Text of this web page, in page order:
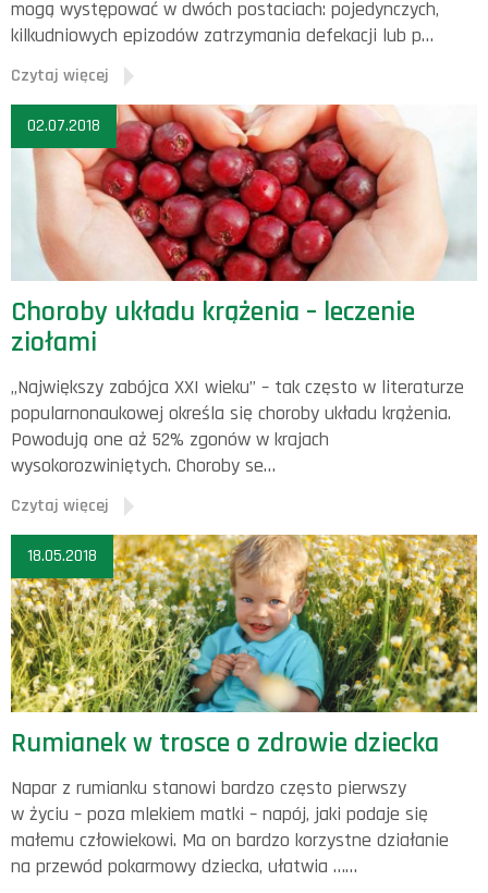
mogą występować w dwóch postaciach: pojedynczych,
kilkudniowych epizodów zatrzymania defekacji lub p…
Czytaj więcej
02.07.2018
Choroby układu krążenia – leczenie
ziołami
„Największy zabójca XXI wieku” – tak często w literaturze
popularnonaukowej określa się choroby układu krążenia.
Powodują one aż 52% zgonów w krajach
wysokorozwiniętych. Choroby se…
Czytaj więcej
18.05.2018
Rumianek w trosce o zdrowie dziecka
Napar z rumianku stanowi bardzo często pierwszy
w życiu – poza mlekiem matki – napój, jaki podaje się
małemu człowiekowi. Ma on bardzo korzystne działanie
na przewód pokarmowy dziecka, ułatwia ……